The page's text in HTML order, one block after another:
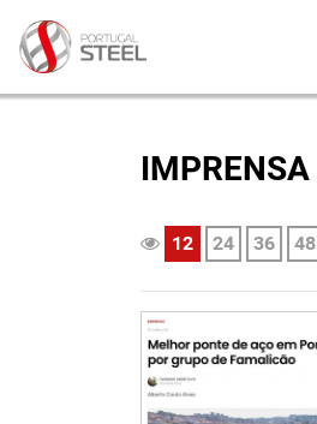
IMPRENSA
12 24 36 48